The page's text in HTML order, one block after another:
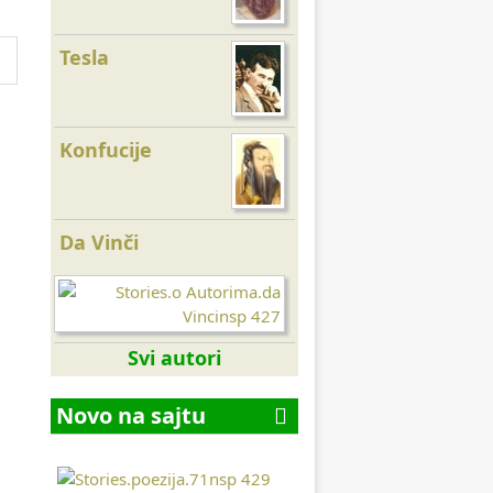
Tesla
Konfucije
Da Vinči
Svi autori
Novo na sajtu